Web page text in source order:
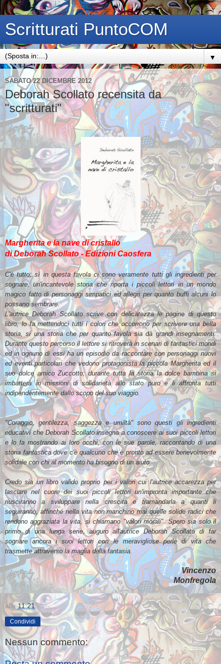
Scritturati PuntoCOM
▼
SABATO 22 DICEMBRE 2012
Deborah Scollato recensita da
"scritturati"
Margherita e la nave di cristallo
di Deborah Scollato - Edizioni Caosfera
C'è tutto, sì in questa favola ci sono veramente tutti gli ingredienti per
sognare, un'incantevole storia che riporta i piccoli lettori in un mondo
magico fatto di personaggi simpatici ed allegri per quanto buffi alcuni lo
possano sembrare.
L'autrice Deborah Scollato scrive con delicatezza le pagine di questo
libro, lo fa mettendoci tutti i colori che occorrono per scrivere una bella
storia, si una storia che per quanto favola sia dà grandi insegnamenti.
Durante questo percorso il lettore si ritroverà in scenari di fantastici mondi
ed in ognuno di essi ha un episodio da raccontare con personaggi nuovi
ed eventi particolari che vedono protagonista la piccola Margherita ed il
suo dolce amico Zuccotto; durante tutta la storia la dolce bambina si
imbatterà in missioni di solidarietà allo stato puro e li affronta tutti
indipendentemente dallo scopo del suo viaggio.
"Coraggio, gentilezza, saggezza e umiltà" sono questi gli ingredienti
educativi che Deborah Scollato insegna a conoscere ai suoi piccoli lettori
e lo fa mostrando ai loro occhi, con le sue parole, raccontando di una
storia fantastica dove c'è qualcuno che è pronto ad essere benevolmente
solidale con chi al momento ha bisogno di un aiuto.
Credo sia un libro valido proprio per i valori cui l'autrice accarezza per
lasciare nel cuore dei suoi piccoli lettori un'impronta importante che
riusciranno a sviluppare nella crescita e tramandarla a quanti li
seguiranno, affinché nella vita non manchino mai quelle solide radici che
rendono aggraziata la vita, si chiamano "valori morali". Spero sia solo il
primo di una lunga serie, auguro all'autrice Deborah Scollato di far
sognare ancora i suoi lettori con le meravigliose perle di vita che
trasmette attraverso la maglia della fantasia.
Vincenzo
Monfregola
alle11:21
Condividi
Nessun commento: